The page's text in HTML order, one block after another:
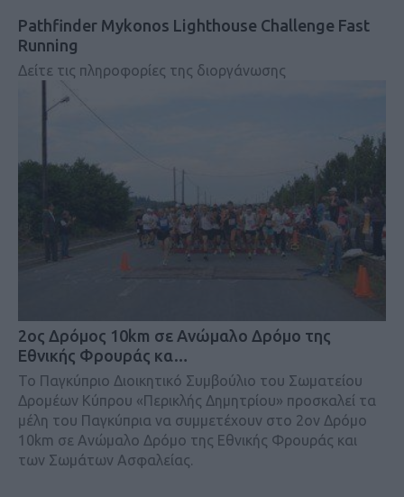
Pathfinder Mykonos Lighthouse Challenge Fast
Running
Δείτε τις πληροφορίες της διοργάνωσης
2ος Δρόμος 10km σε Ανώμαλο Δρόμο της
Εθνικής Φρουράς κα…
Το Παγκύπριο Διοικητικό Συμβούλιο του Σωματείου
Δρομέων Κύπρου «Περικλής Δημητρίου» προσκαλεί τα
μέλη του Παγκύπρια να συμμετέχουν στο 2ον Δρόμο
10km σε Ανώμαλο Δρόμο της Εθνικής Φρουράς και
των Σωμάτων Ασφαλείας.